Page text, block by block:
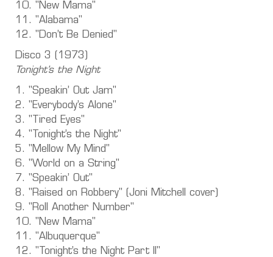
10. "New Mama"
11. "Alabama"
12. "Don’t Be Denied"
Disco 3 (1973)
Tonight’s the Night
1. "Speakin’ Out Jam"
2. "Everybody’s Alone"
3. "Tired Eyes"
4. "Tonight’s the Night"
5. "Mellow My Mind"
6. "World on a String"
7. "Speakin’ Out"
8. "Raised on Robbery" (Joni Mitchell cover)
9. "Roll Another Number"
10. "New Mama"
11. "Albuquerque"
12. "Tonight’s the Night Part II"